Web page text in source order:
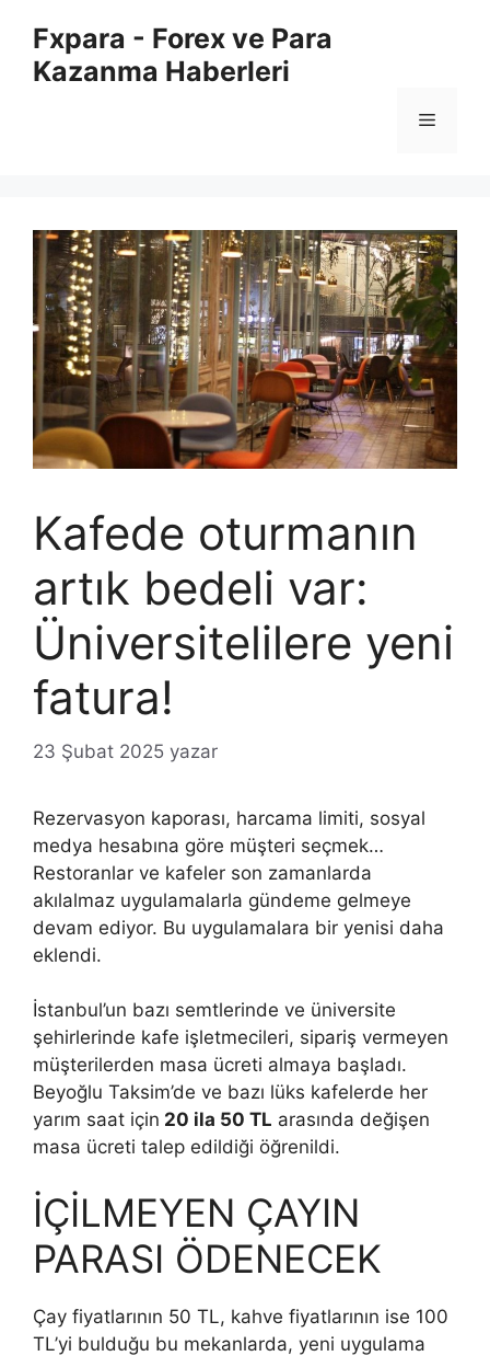
Fxpara - Forex ve Para
Kazanma Haberleri
Menü
Kafede oturmanın
artık bedeli var:
Üniversitelilere yeni
fatura!
23 Şubat 2025 yazar
Rezervasyon kaporası, harcama limiti, sosyal
medya hesabına göre müşteri seçmek…
Restoranlar ve kafeler son zamanlarda
akılalmaz uygulamalarla gündeme gelmeye
devam ediyor. Bu uygulamalara bir yenisi daha
eklendi.
İstanbul’un bazı semtlerinde ve üniversite
şehirlerinde kafe işletmecileri, sipariş vermeyen
müşterilerden masa ücreti almaya başladı.
Beyoğlu Taksim’de ve bazı lüks kafelerde her
yarım saat için 20 ila 50 TL arasında değişen
masa ücreti talep edildiği öğrenildi.
İÇİLMEYEN ÇAYIN
PARASI ÖDENECEK
Çay fiyatlarının 50 TL, kahve fiyatlarının ise 100
TL’yi bulduğu bu mekanlarda, yeni uygulama